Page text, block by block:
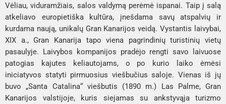
Vėliau, viduramžiais, salos valdymą perėmė ispanai. Taip į salą
atkeliavo europietiška kultūra, įnešdama savų atspalvių ir
kurdama naują, unikalų Gran Kanarijos veidą. Vystantis laivybai,
XIX a., Gran Kanarija tapo viena pagrindinių turistinių vietų
pasaulyje. Laivybos kompanijos pradėjo rengti savo laivuose
patogias kajutes keliautojams, o po kurio laiko ėmėsi
iniciatyvos statyti pirmuosius viešbučius saloje. Vienas iš jų
buvo „Santa Catalina“ viešbutis (1890 m.) Las Palme, Gran
Kanarijos valstijoje, kuris siejamas su ankstyvąja turizmo